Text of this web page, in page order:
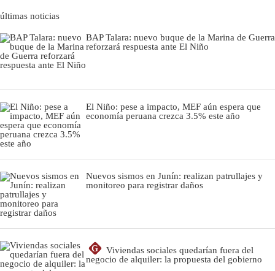
últimas noticias
BAP Talara: nuevo buque de la Marina de Guerra
reforzará respuesta ante El Niño
El Niño: pese a impacto, MEF aún espera que
economía peruana crezca 3.5% este año
Nuevos sismos en Junín: realizan patrullajes y
monitoreo para registrar daños
G
Viviendas sociales quedarían fuera del
negocio de alquiler: la propuesta del gobierno